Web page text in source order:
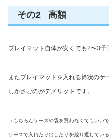
その2 高額
プレイマット自体が安くても2〜3千
またプレイマットを入れる筒状の
しかさむのがデメリットです。
（もちろんケースや袋を買わなくてもいい
ケースで入れたり出したりを繰り返してい